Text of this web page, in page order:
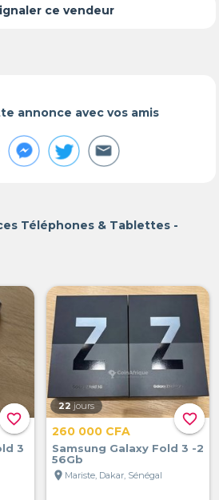
ce vendeur
annonce avec vos amis
Téléphones & Tablettes -
favorite_border
3
favorite_border
22 jours
260 000 CFA
Samsung Galaxy Fold 3 -2
56Gb
location_on Mariste, Dakar, Sénégal